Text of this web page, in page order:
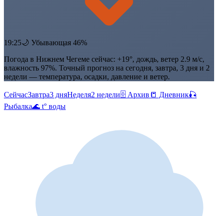
19:25🌙 Убывающая 46%
Погода в Нижнем Чегеме сейчас: +19°, дождь, ветер 2.9 м/с,
влажность 97%. Точный прогноз на сегодня, завтра, 3 дня и 2
недели — температура, осадки, давление и ветер.
СейчасЗавтра3 дняНеделя2 недели🗄 Архив 📒 Дневник🎣
Рыбалка🌊 t° воды